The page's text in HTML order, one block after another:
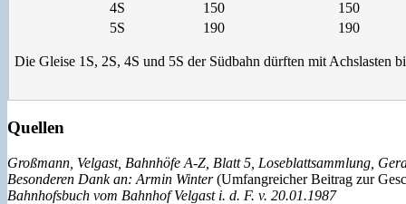
4S
150
150
5S
190 190
Die Gleise 1S, 2S, 4S und 5S der Südbahn dürften mit Achslasten
Quellen
Großmann, Velgast, Bahnhöfe A-Z, Blatt 5, Loseblattsammlung,
Besonderen Dank an: Armin Winter(Umfangreicher Beitrag zur
Bahnhofsbuch vom Bahnhof Velgast i. d. F. v. 20.01.1987